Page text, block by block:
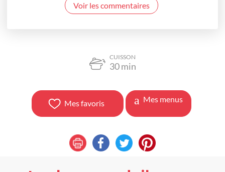
Voir les commentaires
CUISSON
30min
Mes favoris Mes menus